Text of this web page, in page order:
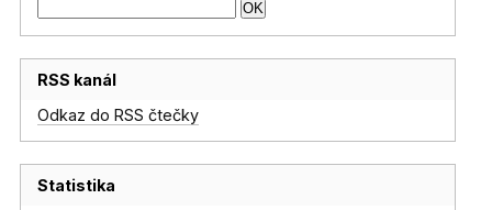
RSS kanál
Odkaz do RSS čtečky
Statistika